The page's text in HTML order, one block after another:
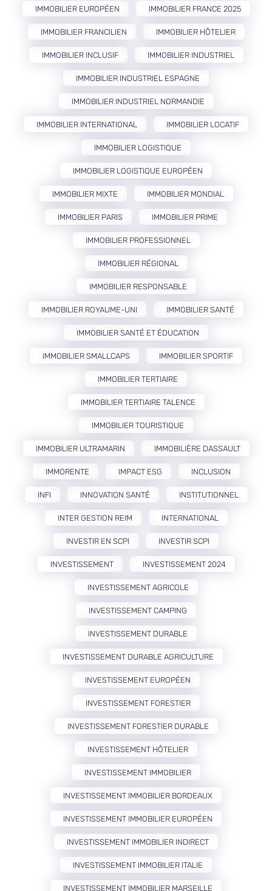
IMMOBILIER EUROPÉEN IMMOBILIER FRANCE 2025
IMMOBILIER FRANCILIEN IMMOBILIER HÔTELIER
IMMOBILIER INCLUSIF IMMOBILIER INDUSTRIEL
IMMOBILIER INDUSTRIEL ESPAGNE
IMMOBILIER INDUSTRIEL NORMANDIE
IMMOBILIER INTERNATIONAL IMMOBILIER LOCATIF
IMMOBILIER LOGISTIQUE
IMMOBILIER LOGISTIQUE EUROPÉEN
IMMOBILIER MIXTE IMMOBILIER MONDIAL
IMMOBILIER PARIS IMMOBILIER PRIME
IMMOBILIER PROFESSIONNEL
IMMOBILIER RÉGIONAL
IMMOBILIER RESPONSABLE
IMMOBILIER ROYAUME-UNI IMMOBILIER SANTÉ
IMMOBILIER SANTÉ ET ÉDUCATION
IMMOBILIER SMALLCAPS IMMOBILIER SPORTIF
IMMOBILIER TERTIAIRE
IMMOBILIER TERTIAIRE TALENCE
IMMOBILIER TOURISTIQUE
IMMOBILIER ULTRAMARIN IMMOBILIÈRE DASSAULT
IMMORENTE IMPACT ESG INCLUSION
INFI INNOVATION SANTÉ INSTITUTIONNEL
INTER GESTION REIM INTERNATIONAL
INVESTIR EN SCPI INVESTIR SCPI
INVESTISSEMENT INVESTISSEMENT 2024
INVESTISSEMENT AGRICOLE
INVESTISSEMENT CAMPING
INVESTISSEMENT DURABLE
INVESTISSEMENT DURABLE AGRICULTURE
INVESTISSEMENT EUROPÉEN
INVESTISSEMENT FORESTIER
INVESTISSEMENT FORESTIER DURABLE
INVESTISSEMENT HÔTELIER
INVESTISSEMENT IMMOBILIER
INVESTISSEMENT IMMOBILIER BORDEAUX
INVESTISSEMENT IMMOBILIER EUROPÉEN
INVESTISSEMENT IMMOBILIER INDIRECT
INVESTISSEMENT IMMOBILIER ITALIE
INVESTISSEMENT IMMOBILIER MARSEILLE